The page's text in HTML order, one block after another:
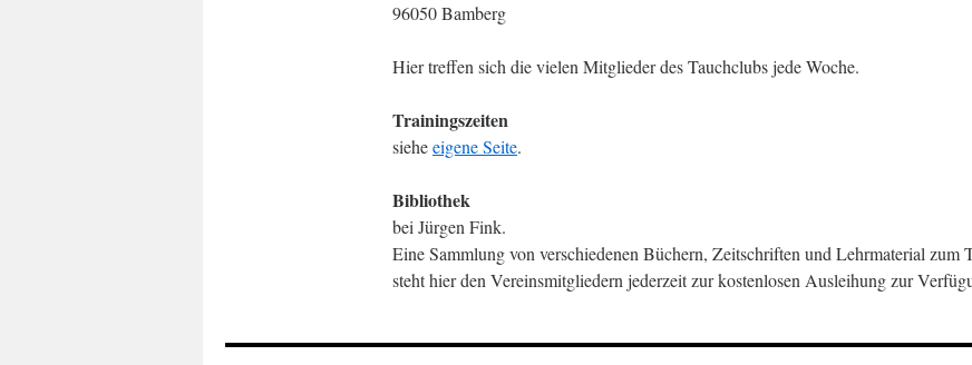
96050 Bamberg
Hier treffen sich die vielen Mitglieder des Tauchclubs jede Woche.
Trainingszeiten
sieheeigene Seite.
Bibliothek
bei Jürgen Fink.
Eine Sammlung von verschiedenen Büchern, Zeitschriften und Lehrmaterial zum
steht hier den Vereinsmitgliedern jederzeit zur kostenlosen Ausleihung zur